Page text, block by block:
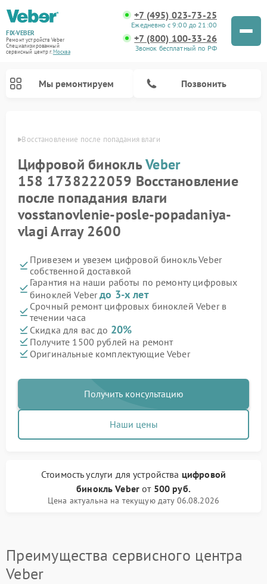
FIX-VEBER
Ремонт устройств Veber
Специализированный
cервисный центр г.Москва
+7 (495) 023-73-25
Ежедневно с 9:00 до 21:00
+7 (800) 100-33-26
Звонок бесплатный по РФ
Мы ремонтируем Позвонить
Восстановление после попадания влаги
Цифровой бинокльVeber
158 1738222059 Восстановление
после попадания влаги
vosstanovlenie-posle-popadaniya-
vlagi Array 2600
Привезем и увезем цифровой бинокль Veber
собственной доставкой
Гарантия на наши работы по ремонту цифровых
биноклей Veberдо 3-х лет
Срочный ремонт цифровых биноклей Veber в
течении часа
Скидка для вас до 20%
Получите 1500 рублей на ремонт
Оригинальные комплектующие Veber
Получить консультацию
Наши цены
Стоимость услуги для устройства цифровой
бинокль Veber от 500 руб.
Цена актуальна на текущую дату 06.08.2026
Преимущества сервисного центра
Veber